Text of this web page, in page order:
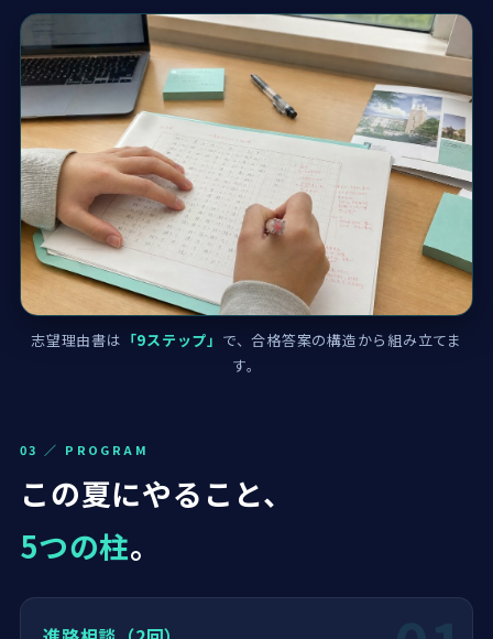
志望理由書は 「9ステップ」 で、合格答案の構造から組み立てま
す。
03 ／ PROGRAM
この夏にやること、
5つの柱。